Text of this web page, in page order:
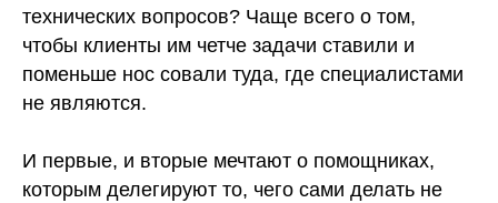
технических вопросов? Чаще всего о том,
чтобы клиенты им четче задачи ставили и
поменьше нос совали туда, где специалистами
не являются.
И первые, и вторые мечтают о помощниках,
которым делегируют то, чего сами делать не